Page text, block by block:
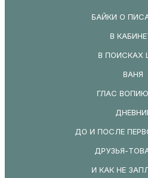
БАЙКИ О
В
В ПОИСКАХ
ВАНЯ
ГЛАС
ДО И ПОСЛЕ
ДРУЗЬЯ-
И КАК НЕ